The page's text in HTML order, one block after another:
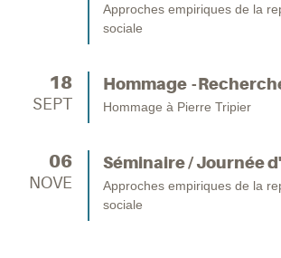
Approches empiriques de la
sociale
18
SEPT
Hommage
Hommage à Pierre Tripier
06
NOVE
Séminaire / Journée
Approches empiriques de la
sociale